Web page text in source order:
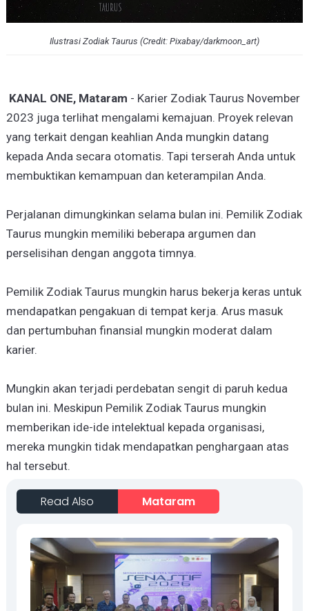
Ilustrasi Zodiak Taurus (Credit: Pixabay/darkmoon_art)
KANAL ONE, Mataram - Karier Zodiak Taurus November
2023 juga terlihat mengalami kemajuan. Proyek relevan
yang terkait dengan keahlian Anda mungkin datang
kepada Anda secara otomatis. Tapi terserah Anda untuk
membuktikan kemampuan dan keterampilan Anda.
Perjalanan dimungkinkan selama bulan ini. Pemilik Zodiak
Taurus mungkin memiliki beberapa argumen dan
perselisihan dengan anggota timnya.
Pemilik Zodiak Taurus mungkin harus bekerja keras untuk
mendapatkan pengakuan di tempat kerja. Arus masuk
dan pertumbuhan finansial mungkin moderat dalam
karier.
Mungkin akan terjadi perdebatan sengit di paruh kedua
bulan ini. Meskipun Pemilik Zodiak Taurus mungkin
memberikan ide-ide intelektual kepada organisasi,
mereka mungkin tidak mendapatkan penghargaan atas
hal tersebut.
Read Also Mataram